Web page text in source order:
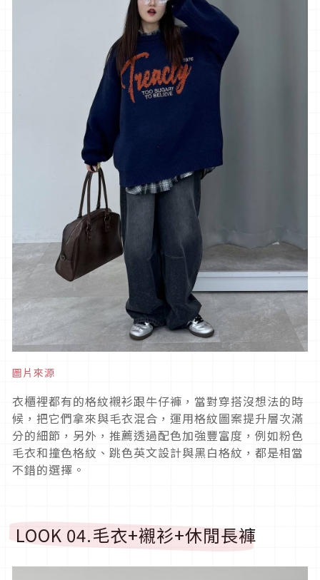
圖片來源
衣櫃裡都有的格紋襯衫跟牛仔褲，當對穿搭沒想法的時
候，把它們拿來與毛衣混合，運用格紋圖案提升層次滿
分的細節，另外，推薦透過配色加強豐富度，例如粉色
毛衣和撞色格紋、跳色英文設計與黑白格紋，都是相當
不錯的選擇。
LOOK 04.毛衣+襯衫+休閒長褲